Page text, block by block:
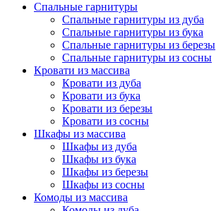
Спальные гарнитуры
Спальные гарнитуры из дуба
Спальные гарнитуры из бука
Спальные гарнитуры из березы
Спальные гарнитуры из сосны
Кровати из массива
Кровати из дуба
Кровати из бука
Кровати из березы
Кровати из сосны
Шкафы из массива
Шкафы из дуба
Шкафы из бука
Шкафы из березы
Шкафы из сосны
Комоды из массива